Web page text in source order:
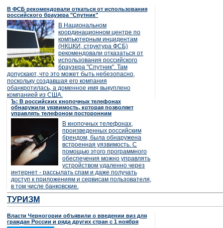
В ФСБ рекомендовали откаться от использования
российского браузера "Спутник"
В Национальном
координационном центре по
компьютерным инцидентам
(НКЦКИ, структура ФСБ)
рекомендовали отказаться от
использования российского
браузера "Спутник". Там
допускают, что это может быть небезопасно,
поскольку создавшая его компания
обанкротилась, а доменное имя выкуплено
компанией из США.
Ъ: В российских кнопочных телефонах
обнаружили уязвимость, которая позволяет
управлять телефоном посторонним
В кнопочных телефонах,
произведенных российским
брендом, была обнаружена
встроенная уязвимость. С
помощью этого программного
обеспечения можно управлять
устройством удаленно через
интернет - рассылать спам и даже получать
доступ к приложениям и сервисам пользователя,
в том числе банковские.
ТУРИЗМ
Власти Черногории объявили о введении виз для
граждан России и ряда других стран с 1 ноября